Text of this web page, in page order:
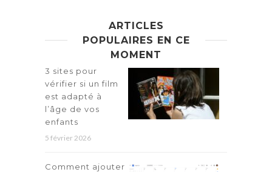
ARTICLES
POPULAIRES EN CE
MOMENT
3 sites pour
vérifier si un film
est adapté à
l’âge de vos
enfants
5 février 2026
Comment ajouter